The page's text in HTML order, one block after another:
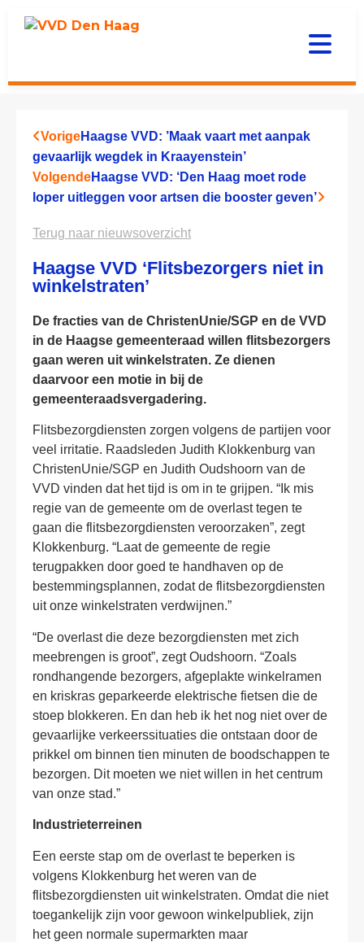
VorigeHaagse VVD: ’Maak vaart met aanpak
gevaarlijk wegdek in Kraayenstein’
VolgendeHaagse VVD: ‘Den Haag moet rode
loper uitleggen voor artsen die booster geven’
Terug naar nieuwsoverzicht
Haagse VVD ‘Flitsbezorgers niet in
winkelstraten’
De fracties van de ChristenUnie/SGP en de VVD
in de Haagse gemeenteraad willen flitsbezorgers
gaan weren uit winkelstraten. Ze dienen
daarvoor een motie in bij de
gemeenteraadsvergadering.
Flitsbezorgdiensten zorgen volgens de partijen voor
veel irritatie. Raadsleden Judith Klokkenburg van
ChristenUnie/SGP en Judith Oudshoorn van de
VVD vinden dat het tijd is om in te grijpen. “Ik mis
regie van de gemeente om de overlast tegen te
gaan die flitsbezorgdiensten veroorzaken”, zegt
Klokkenburg. “Laat de gemeente de regie
terugpakken door goed te handhaven op de
bestemmingsplannen, zodat de flitsbezorgdiensten
uit onze winkelstraten verdwijnen.”
“De overlast die deze bezorgdiensten met zich
meebrengen is groot”, zegt Oudshoorn. “Zoals
rondhangende bezorgers, afgeplakte winkelramen
en kriskras geparkeerde elektrische fietsen die de
stoep blokkeren. En dan heb ik het nog niet over de
gevaarlijke verkeerssituaties die ontstaan door de
prikkel om binnen tien minuten de boodschappen te
bezorgen. Dit moeten we niet willen in het centrum
van onze stad.”
Industrieterreinen
Een eerste stap om de overlast te beperken is
volgens Klokkenburg het weren van de
flitsbezorgdiensten uit winkelstraten. Omdat die niet
toegankelijk zijn voor gewoon winkelpubliek, zijn
het geen normale supermarkten maar